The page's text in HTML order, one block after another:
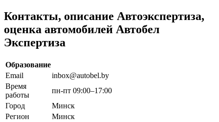
Контакты, описание Автоэкспертиза,
оценка автомобилей Автобел
Экспертиза
Образование
Email
inbox@autobel.by
Время
работы
пн-пт 09:00–17:00
Город
Минск
Регион
Минск